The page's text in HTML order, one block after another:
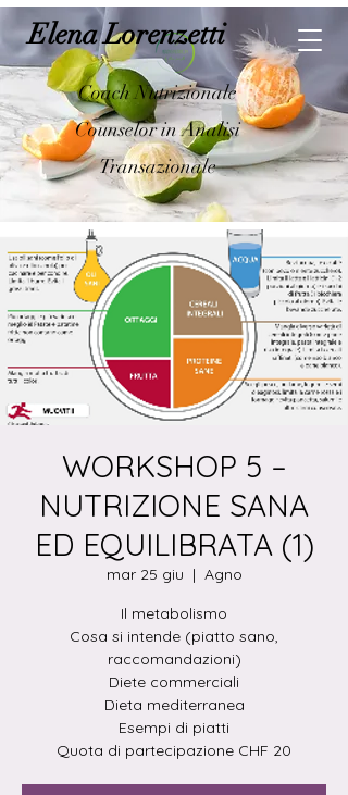
Elena Lorenzetti
Coach Nutrizionale
Counselor in Analisi
Transazionale
WORKSHOP 5 –
NUTRIZIONE SANA
ED EQUILIBRATA (1)
mar 25 giu
  |
Agno
Il metabolismo
Cosa si intende (piatto sano,
raccomandazioni)
Diete commerciali
Dieta mediterranea
Esempi di piatti
Quota di partecipazione CHF 20